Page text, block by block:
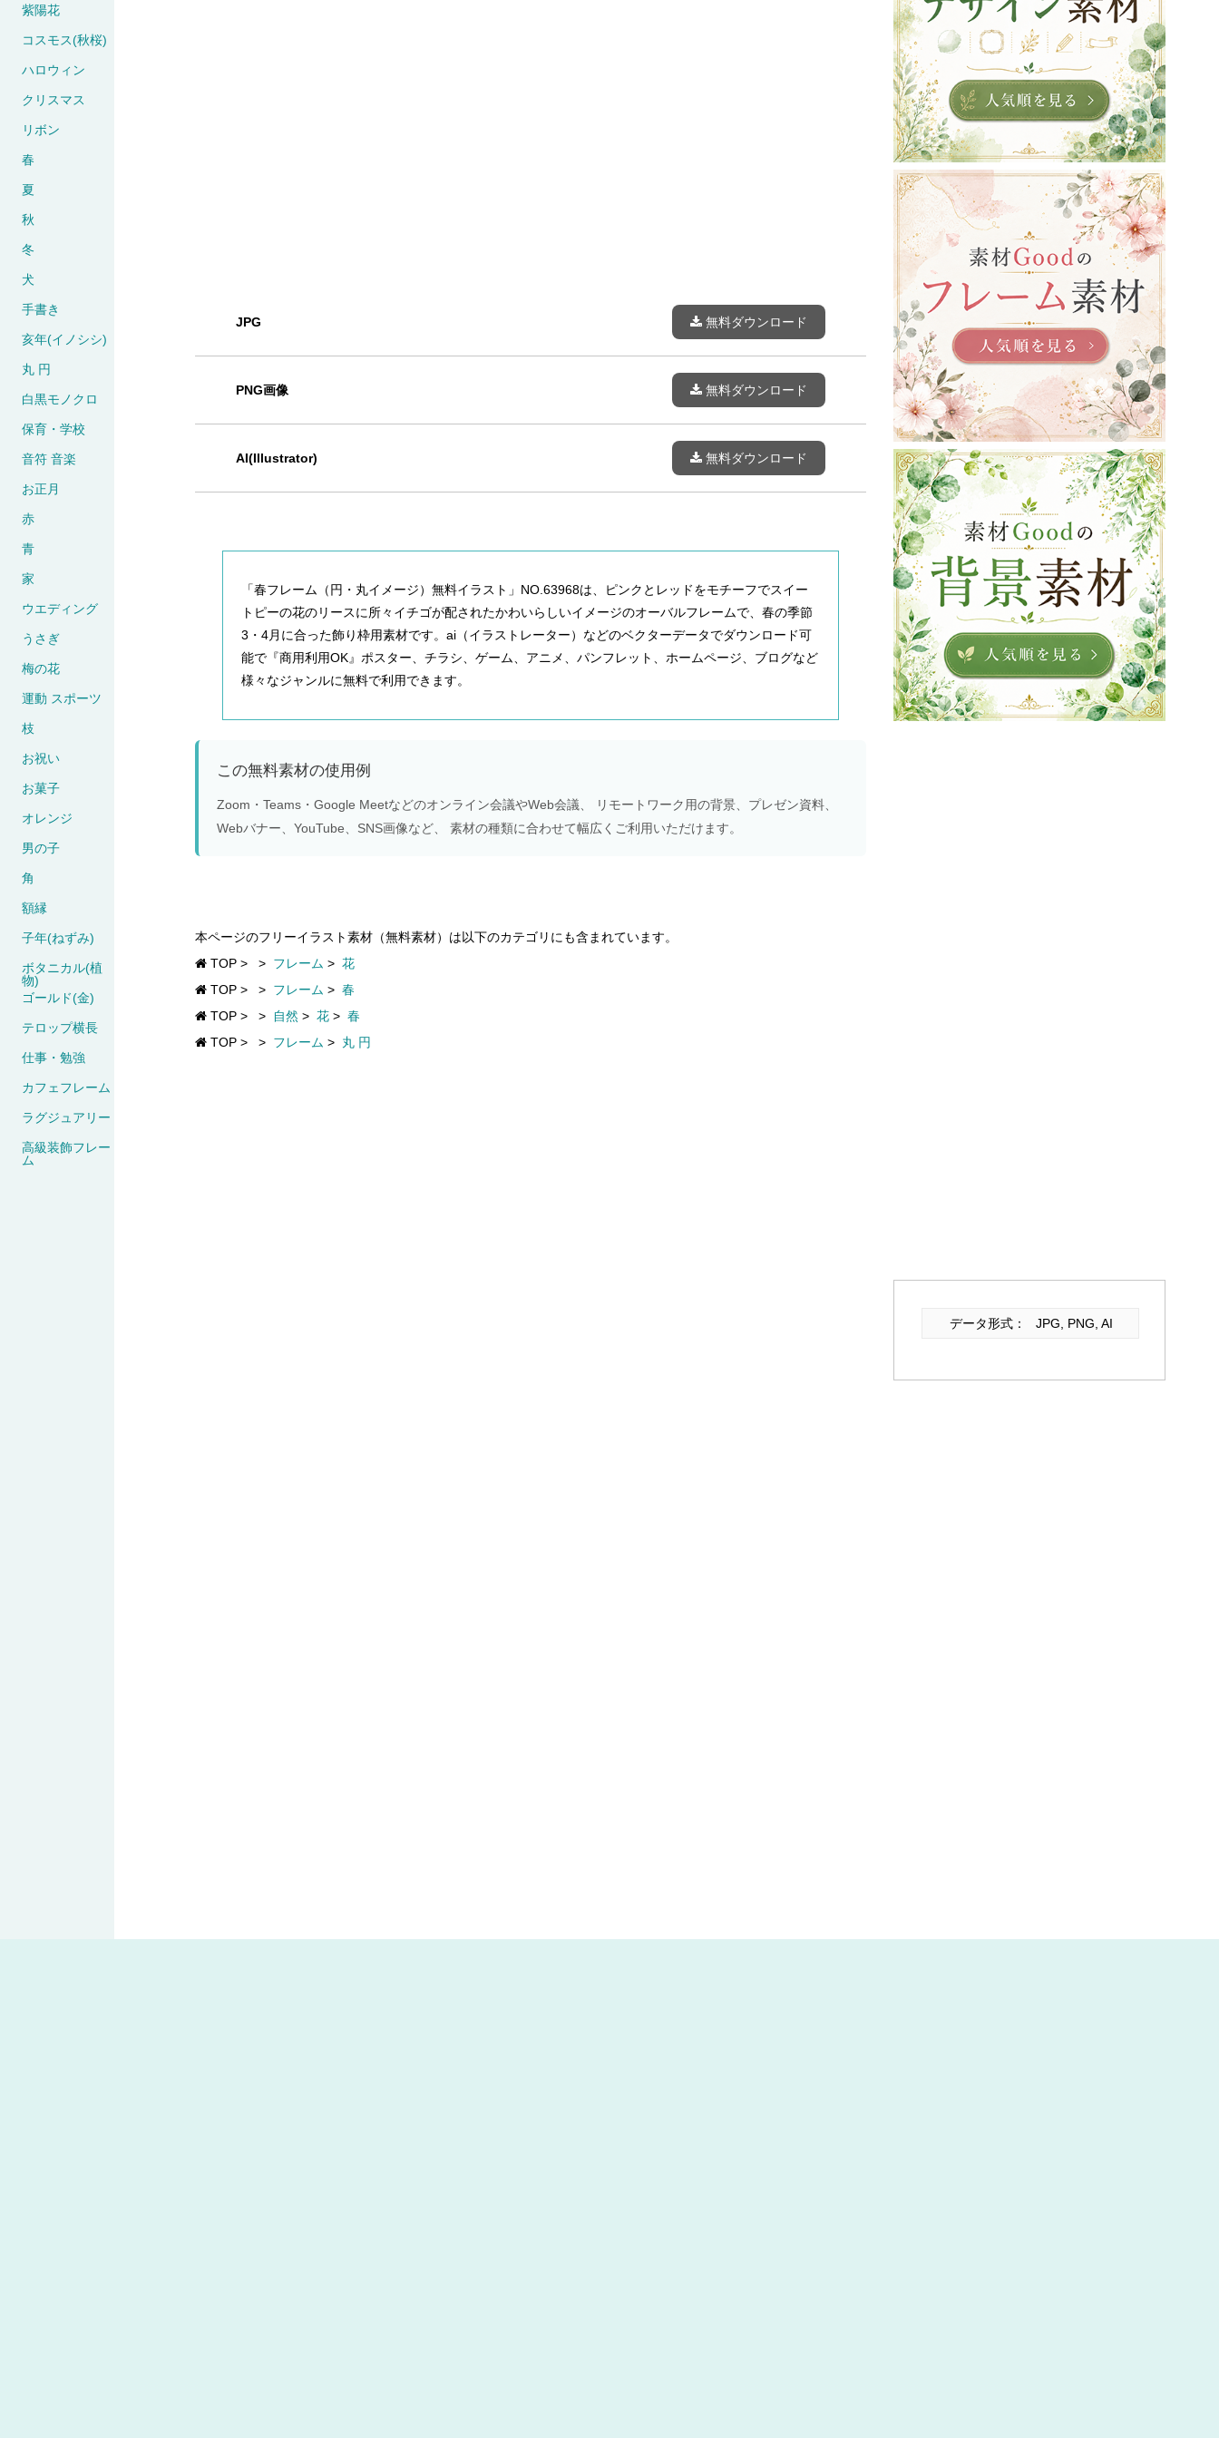
紫陽花
コスモス(秋桜)
ハロウィン
クリスマス
リボン
春
夏
秋
冬
犬
手書き
亥年(イノシシ)
丸 円
白黒モノクロ
保育・学校
音符 音楽
お正月
赤
青
家
ウエディング
うさぎ
梅の花
運動 スポーツ
枝
お祝い
お菓子
オレンジ
男の子
角
額縁
子年(ねずみ)
ボタニカル(植
物)
ゴールド(金)
テロップ横長
仕事・勉強
カフェフレーム
ラグジュアリー
高級装飾フレー
ム
JPG 無料ダウンロード
PNG画像 無料ダウンロード
AI(Illustrator) 無料ダウンロード
「春フレーム（円・丸イメージ）無料イラスト」NO.63968は、ピンクとレッドをモチーフでスイー
トピーの花のリースに所々イチゴが配されたかわいらしいイメージのオーバルフレームで、春の季節
3・4月に合った飾り枠用素材です。ai（イラストレーター）などのベクターデータでダウンロード可
能で『商用利用OK』ポスター、チラシ、ゲーム、アニメ、パンフレット、ホームページ、ブログなど
様々なジャンルに無料で利用できます。
この無料素材の使用例
Zoom・Teams・Google Meetなどのオンライン会議やWeb会議、 リモートワーク用の背景、プレゼン資料、
Webバナー、YouTube、SNS画像など、 素材の種類に合わせて幅広くご利用いただけます。
本ページのフリーイラスト素材（無料素材）は以下のカテゴリにも含まれています。
TOP > > フレーム > 花
TOP > > フレーム > 春
TOP > > 自然 > 花 > 春
TOP > > フレーム > 丸 円
データ形式： JPG, PNG, AI